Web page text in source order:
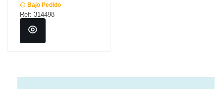
Bajo Pedido
Ref: 314498